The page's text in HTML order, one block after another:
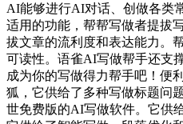
AI能够进行AI对话、创做各类
适用的功能，帮帮写做者提拔
拔文章的流利度和表达能力。
可读性。语雀AI写做帮手还支
成为你的写做得力帮手吧！便
狐，它供给了多种写做标题问
世免费版的AI写做软件。它供